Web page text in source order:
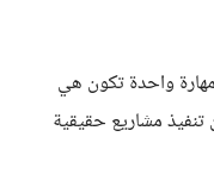
واحدة تكون هي
مشاريع حقيقية